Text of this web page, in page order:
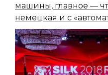
машины, главное —
немецкая и с